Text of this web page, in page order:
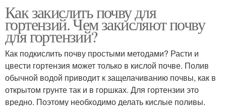
Как закислить почву для
гортензий. Чем закисляют почву
для гортензий?
Как подкислить почву простыми методами? Расти и
цвести гортензия может только в кислой почве. Полив
обычной водой приводит к защелачиванию почвы, как в
открытом грунте так и в горшках. Для гортензии это
вредно. Поэтому необходимо делать кислые поливы.